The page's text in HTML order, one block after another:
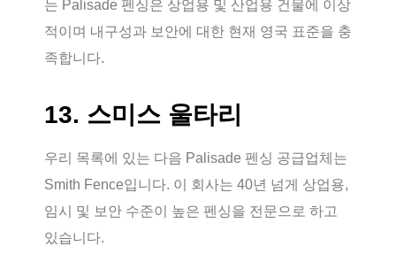
는 Palisade 펜싱은 상업용 및 산업용 건물에 이상
적이며 내구성과 보안에 대한 현재 영국 표준을 충
족합니다.
13. 스미스 울타리
우리 목록에 있는 다음 Palisade 펜싱 공급업체는
Smith Fence입니다. 이 회사는 40년 넘게 상업용,
임시 및 보안 수준이 높은 펜싱을 전문으로 하고
있습니다.